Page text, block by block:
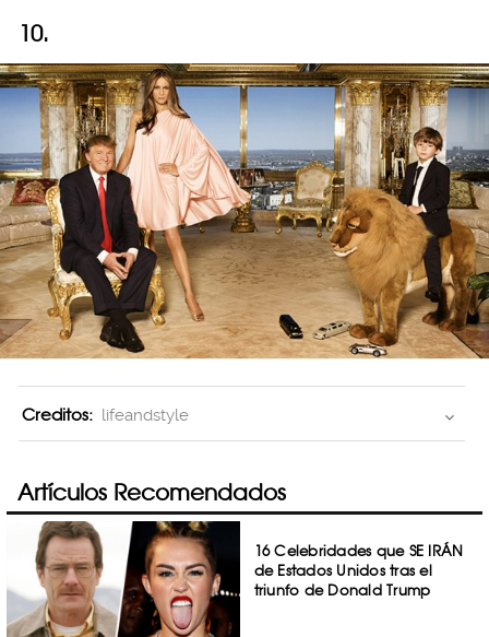
10.
Creditos: lifeandstyle
Artículos Recomendados
16 Celebridades que SE IRÁN
de Estados Unidos tras el
triunfo de Donald Trump